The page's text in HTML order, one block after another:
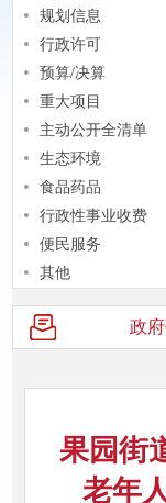
规划信息
行政许可
预算/决算
重大项目
主动公开全清单
生态环境
食品药品
行政性事业收费
便民服务
其他
政
果园街
老年